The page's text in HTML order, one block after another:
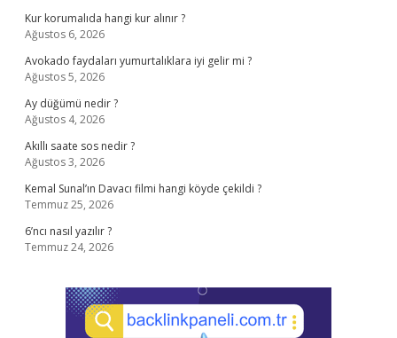
Kur korumalıda hangi kur alınır ?
Ağustos 6, 2026
Avokado faydaları yumurtalıklara iyi gelir mi ?
Ağustos 5, 2026
Ay düğümü nedir ?
Ağustos 4, 2026
Akıllı saate sos nedir ?
Ağustos 3, 2026
Kemal Sunal’ın Davacı filmi hangi köyde çekildi ?
Temmuz 25, 2026
6’ncı nasıl yazılır ?
Temmuz 24, 2026